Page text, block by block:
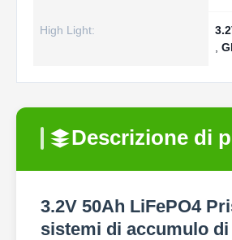
High Light:
Descrizione di
3.2V 50Ah LiFePO4
sistemi di accumulo